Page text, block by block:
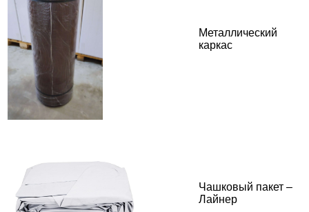
Металлический
каркас
Чашковый пакет –
Лайнер